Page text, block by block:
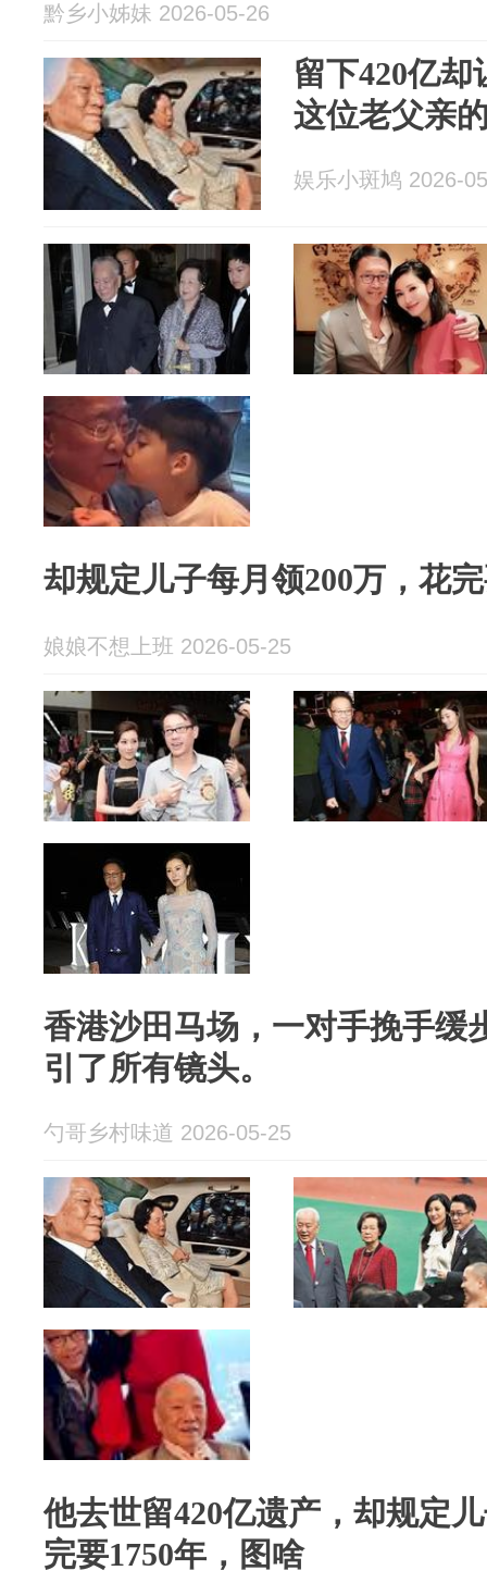
黔乡小姊妹 2026-05-26
留下420亿却
这位老父亲
娱乐小斑鸠 2026-
却规定儿子每月领200万，花
娘娘不想上班 2026-05-25
香港沙田马场，一对手挽手缓
引了所有镜头。
勺哥乡村味道 2026-05-25
他去世留420亿遗产，却规定
完要1750年，图啥